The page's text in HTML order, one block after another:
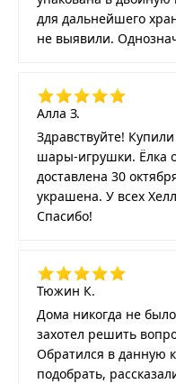
для дальнейшего
не выявили.
Алла З.
Здравствуйте!
шары-игрушки. Ёлка
доставлена 30
украшена. У всех
Спасибо!
Тюжин К.
Дома никогда не
захотел решить
Обратился в данную
подобрать,